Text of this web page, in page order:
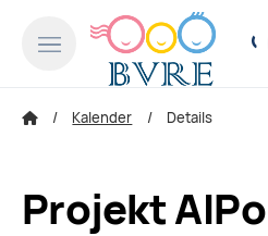
Kalender Details
Projekt